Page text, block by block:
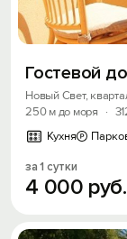
Гостевой
Новый Свет,
250 м до моря
·
Кухня
за 1 сутки
4 000 руб.